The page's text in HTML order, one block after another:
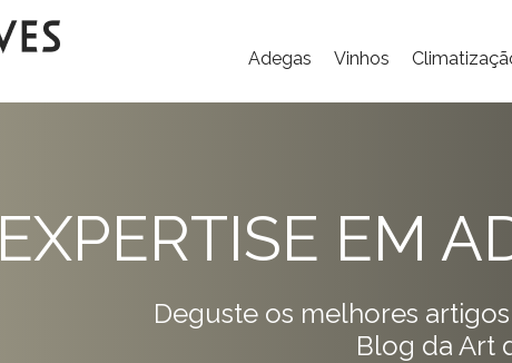
Adegas Vinhos
EXPERTISE EM
Deguste os melhores
Blog da Art